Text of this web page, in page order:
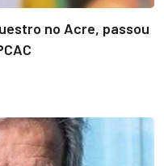
no Acre, passou